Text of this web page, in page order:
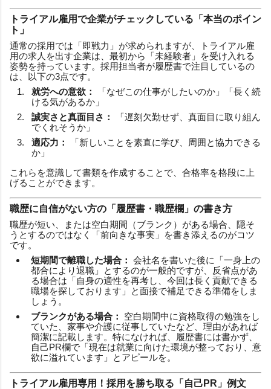
トライアル雇用で企業がチェックしている「本当のポイン
ト」
通常の採用では「即戦力」が求められますが、トライアル雇
用の求人を出す企業は、最初から「未経験者」を受け入れる
姿勢を持っています。採用担当者が履歴書で注目しているの
は、以下の3点です。
就労への意欲：
「なぜこの仕事がしたいのか」「長く続
ける気があるか」
誠実さと真面目さ：
「遅刻欠勤せず、真面目に取り組ん
でくれそうか」
適応力：
「新しいことを素直に学び、周囲と協力できる
か」
これらを意識して書類を作成することで、合格率を格段に上
げることができます。
職歴に自信がない方の「履歴書・職歴欄」の書き方
職歴が短い、または空白期間（ブランク）がある場合、隠そ
うとするのではなく「前向きな事実」を書き添えるのがコツ
です。
短期間で離職した場合： 会社名を書いた後に「一身上の
都合により退職」とするのが一般的ですが、反省点があ
る場合は「自身の適性を再考し、今回は長く貢献できる
職場を探しております」と面接で補足できる準備をしま
しょう。
ブランクがある場合：
空白期間中に資格取得の勉強をし
ていた、家事や介護に従事していたなど、理由があれば
簡潔に記載します。特になければ、履歴書には書かず、
自己PR欄で「現在は就業に向けた環境が整っており、意
欲に溢れています」とアピールを。
トライアル雇用専用！採用を勝ち取る「自己PR」例文